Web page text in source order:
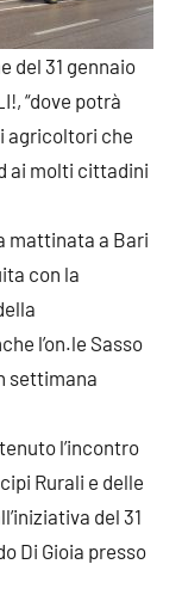
del 31 gennaio
“dove potrà
agricoltori che
ai molti cittadini
mattinata a Bari
con la
l’on.le Sasso
settimana
l’incontro
Rurali e delle
del 31
Di Gioia presso